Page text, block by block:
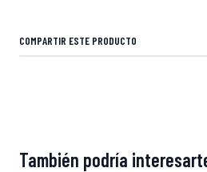
COMPARTIR ESTE PRODUCTO
También podría